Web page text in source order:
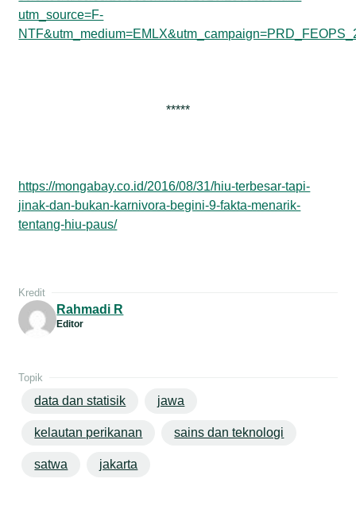
utm_source=F-
*****
https://mongabay.co.id/2016/08/31/hiu-terbesar-tapi-
jinak-dan-bukan-karnivora-begini-9-fakta-menarik-
tentang-hiu-paus/
Kredit
Rahmadi R
Editor
Topik
data dan statisik jawa
kelautan perikanan sains dan teknologi
satwa jakarta